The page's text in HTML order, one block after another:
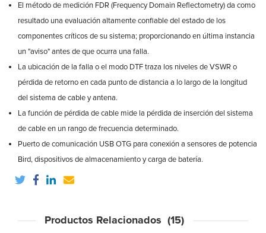
El método de medición FDR (Frequency Domain Reflectometry) da como
resultado una evaluación altamente confiable del estado de los
componentes críticos de su sistema; proporcionando en última instancia
un "aviso" antes de que ocurra una falla.
La ubicación de la falla o el modo DTF traza los niveles de VSWR o
pérdida de retorno en cada punto de distancia a lo largo de la longitud
del sistema de cable y antena.
La función de pérdida de cable mide la pérdida de inserción del sistema
de cable en un rango de frecuencia determinado.
Puerto de comunicación USB OTG para conexión a sensores de potencia
Bird, dispositivos de almacenamiento y carga de batería.
Productos Relacionados (15)